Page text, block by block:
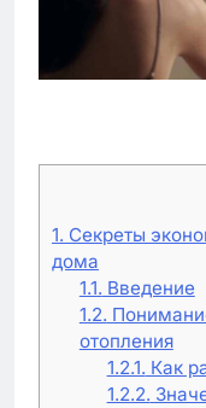
1. Секреты
дома
1.1. Введение
1.2.
отопления
1.2.1. Как
1.2.2.